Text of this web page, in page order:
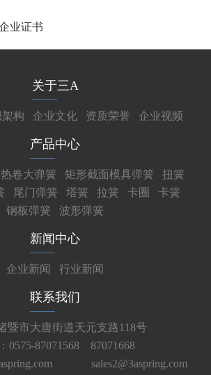
业证书
关于三A
构 企业文化 资质荣誉 企业视频
产品中心
热卷大弹簧 矩形截面模具弹簧
扭簧
尾门弹簧 塔簧 拉簧 卡圈
卡簧
钢板弹簧
波形弹簧
新闻中心
企业新闻 行业新闻
联系我们
暨市大唐街道天元支路118号
0575-87071568 87071668
sales2@3aspring.com